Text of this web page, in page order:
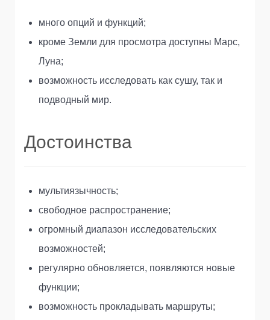
много опций и функций;
кроме Земли для просмотра доступны Марс,
Луна;
возможность исследовать как сушу, так и
подводный мир.
Достоинства
мультиязычность;
свободное распространение;
огромный диапазон исследовательских
возможностей;
регулярно обновляется, появляются новые
функции;
возможность прокладывать маршруты;